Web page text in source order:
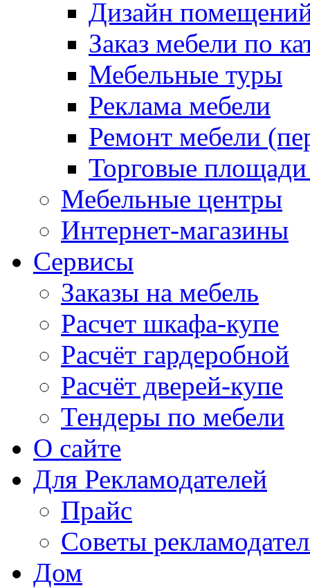
Дизайн
Заказ мебели по
Мебельные туры
Реклама мебели
Ремонт мебели
Торговые
Мебельные центры
Интернет-магазины
Сервисы
Заказы на мебель
Расчет шкафа-купе
Расчёт гардеробной
Расчёт дверей-купе
Тендеры по мебели
О сайте
Для Рекламодателей
Прайс
Советы
Дом